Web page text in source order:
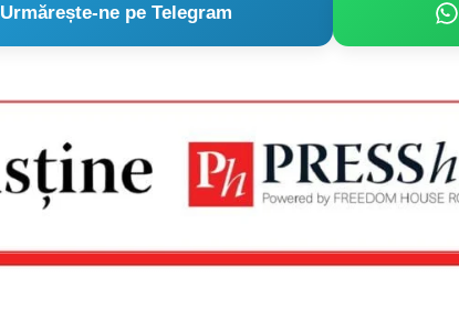
Un proiect
ROMÂNIA
Urmărește-ne pe Telegram